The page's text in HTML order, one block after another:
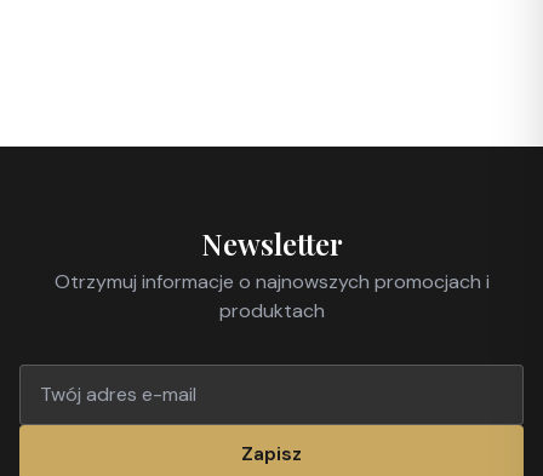
Newsletter
Otrzymuj informacje o najnowszych promocjach i
produktach
Zapisz